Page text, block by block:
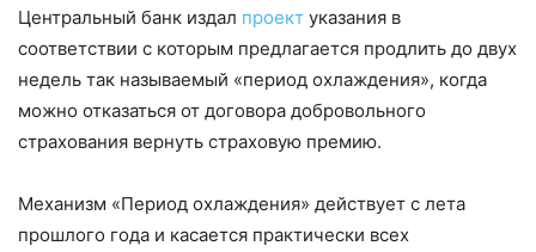
Центральный банк издал проект указания в
соответствии с которым предлагается продлить до двух
недель так называемый «период охлаждения», когда
можно отказаться от договора добровольного
страхования вернуть страховую премию.
Механизм «Период охлаждения» действует с лета
прошлого года и касается практически всех